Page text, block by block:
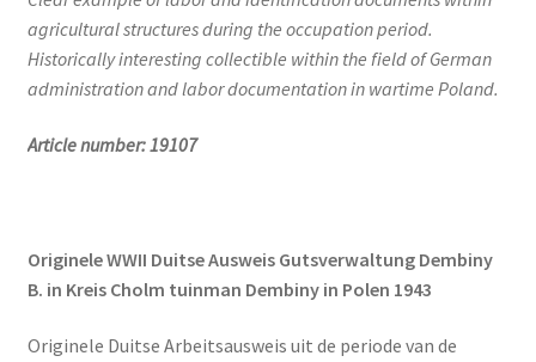
agricultural structures during the occupation period.
Historically interesting collectible within the field of German
administration and labor documentation in wartime Poland.
Article number: 19107
Originele WWII Duitse Ausweis Gutsverwaltung Dembiny
B. in Kreis Cholm tuinman Dembiny in Polen 1943
Originele Duitse Arbeitsausweis uit de periode van de